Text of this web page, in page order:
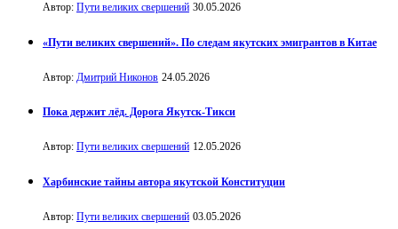
Автор: Пути великих свершений 30.05.2026
«Пути великих свершений». По следам якутских эмигрантов в Китае
Автор: Дмитрий Никонов 24.05.2026
Пока держит лёд. Дорога Якутск-Тикси
Автор: Пути великих свершений 12.05.2026
Харбинские тайны автора якутской Конституции
Автор: Пути великих свершений 03.05.2026